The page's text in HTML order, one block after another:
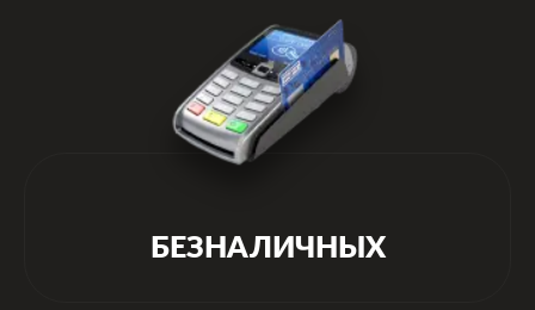
БЕЗНАЛИЧНЫХ